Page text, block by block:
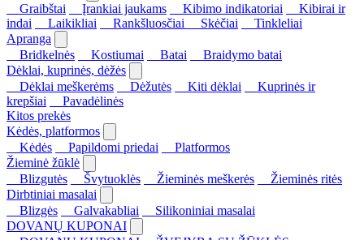
Graibštai
Įrankiai jaukams Kibimo indikatoriai
Kibirai ir
indai
Laikikliai Rankšluosčiai Skėčiai
Tinkleliai
Apranga
Bridkelnės
Kostiumai Batai
Braidymo batai
Dėklai, kuprinės, dėžės
Dėklai meškerėms
Dėžutės Kiti dėklai
Kuprinės ir
krepšiai
Pavadėlinės
Kitos prekės
Kėdės, platformos
Kėdės
Papildomi priedai
Platformos
Žieminė žūklė
Blizgutės
Švytuoklės Žieminės meškerės
Žieminės ritės
Dirbtiniai masalai
Blizgės
Galvakabliai
Silikoniniai masalai
DOVANŲ KUPONAI